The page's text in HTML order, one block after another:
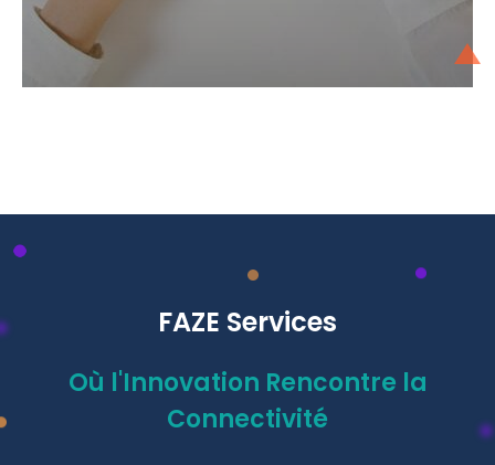
FAZE Services
Où l'Innovation Rencontre la
Connectivité​